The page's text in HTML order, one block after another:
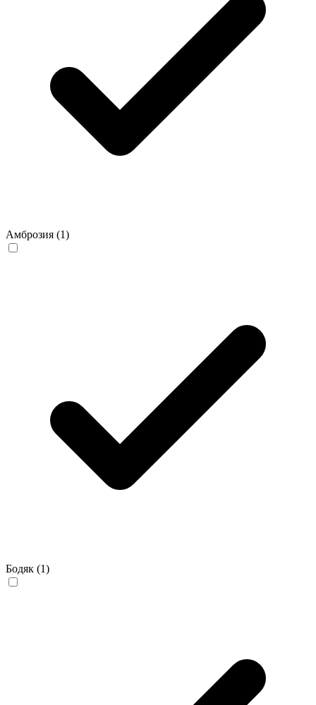
Амброзия (1)
Бодяк (1)